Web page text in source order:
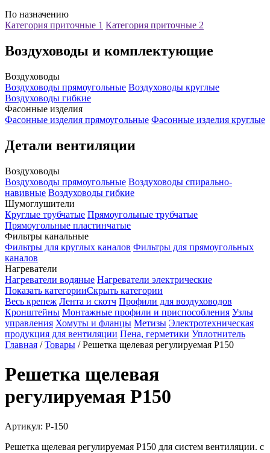
По назначению
Категория приточные 1 Категория приточные 2
Воздуховоды и комплектующие
Воздуховоды
Воздуховоды прямоугольные Воздуховоды круглые
Воздуховоды гибкие
Фасонные изделия
Фасонные изделия прямоугольные Фасонные изделия круглые
Детали вентиляции
Воздуховоды
Воздуховоды прямоугольные Воздуховоды спирально-
навивные Воздуховоды гибкие
Шумоглушители
Круглые трубчатые Прямоугольные трубчатые
Прямоугольные пластинчатые
Фильтры канальные
Фильтры для круглых каналов Фильтры для прямоугольных
каналов
Нагреватели
Нагреватели водяные Нагреватели электрические
Показать категорииСкрыть категории
Весь крепеж Лента и скотч Профили для воздуховодов
Кронштейны Монтажные профили и приспособления Узлы
управления Хомуты и фланцы Метизы Электротехническая
продукция для вентиляции Пена, герметики Уплотнитель
Главная /Товары /Решетка щелевая регулируемая Р150
Решетка щелевая
регулируемая Р150
Артикул: Р-150
Решетка щелевая регулируемая Р150 для систем вентиляции. с